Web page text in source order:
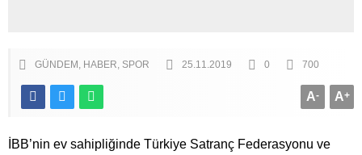
GÜNDEM HABER SPOR 25.11.2019 0 700
A+
A-
İBB’nin ev sahipliğinde Türkiye Satranç Federasyonu ve